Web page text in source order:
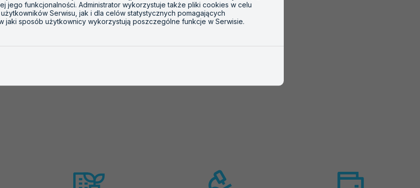
jego funkcjonalności. Administrator wykorzystuje także pliki cookies w celu
Serwisu, jak i dla celów statystycznych pomagających
jaki sposób użytkownicy wykorzystują poszczególne funkcje w Serwisie.